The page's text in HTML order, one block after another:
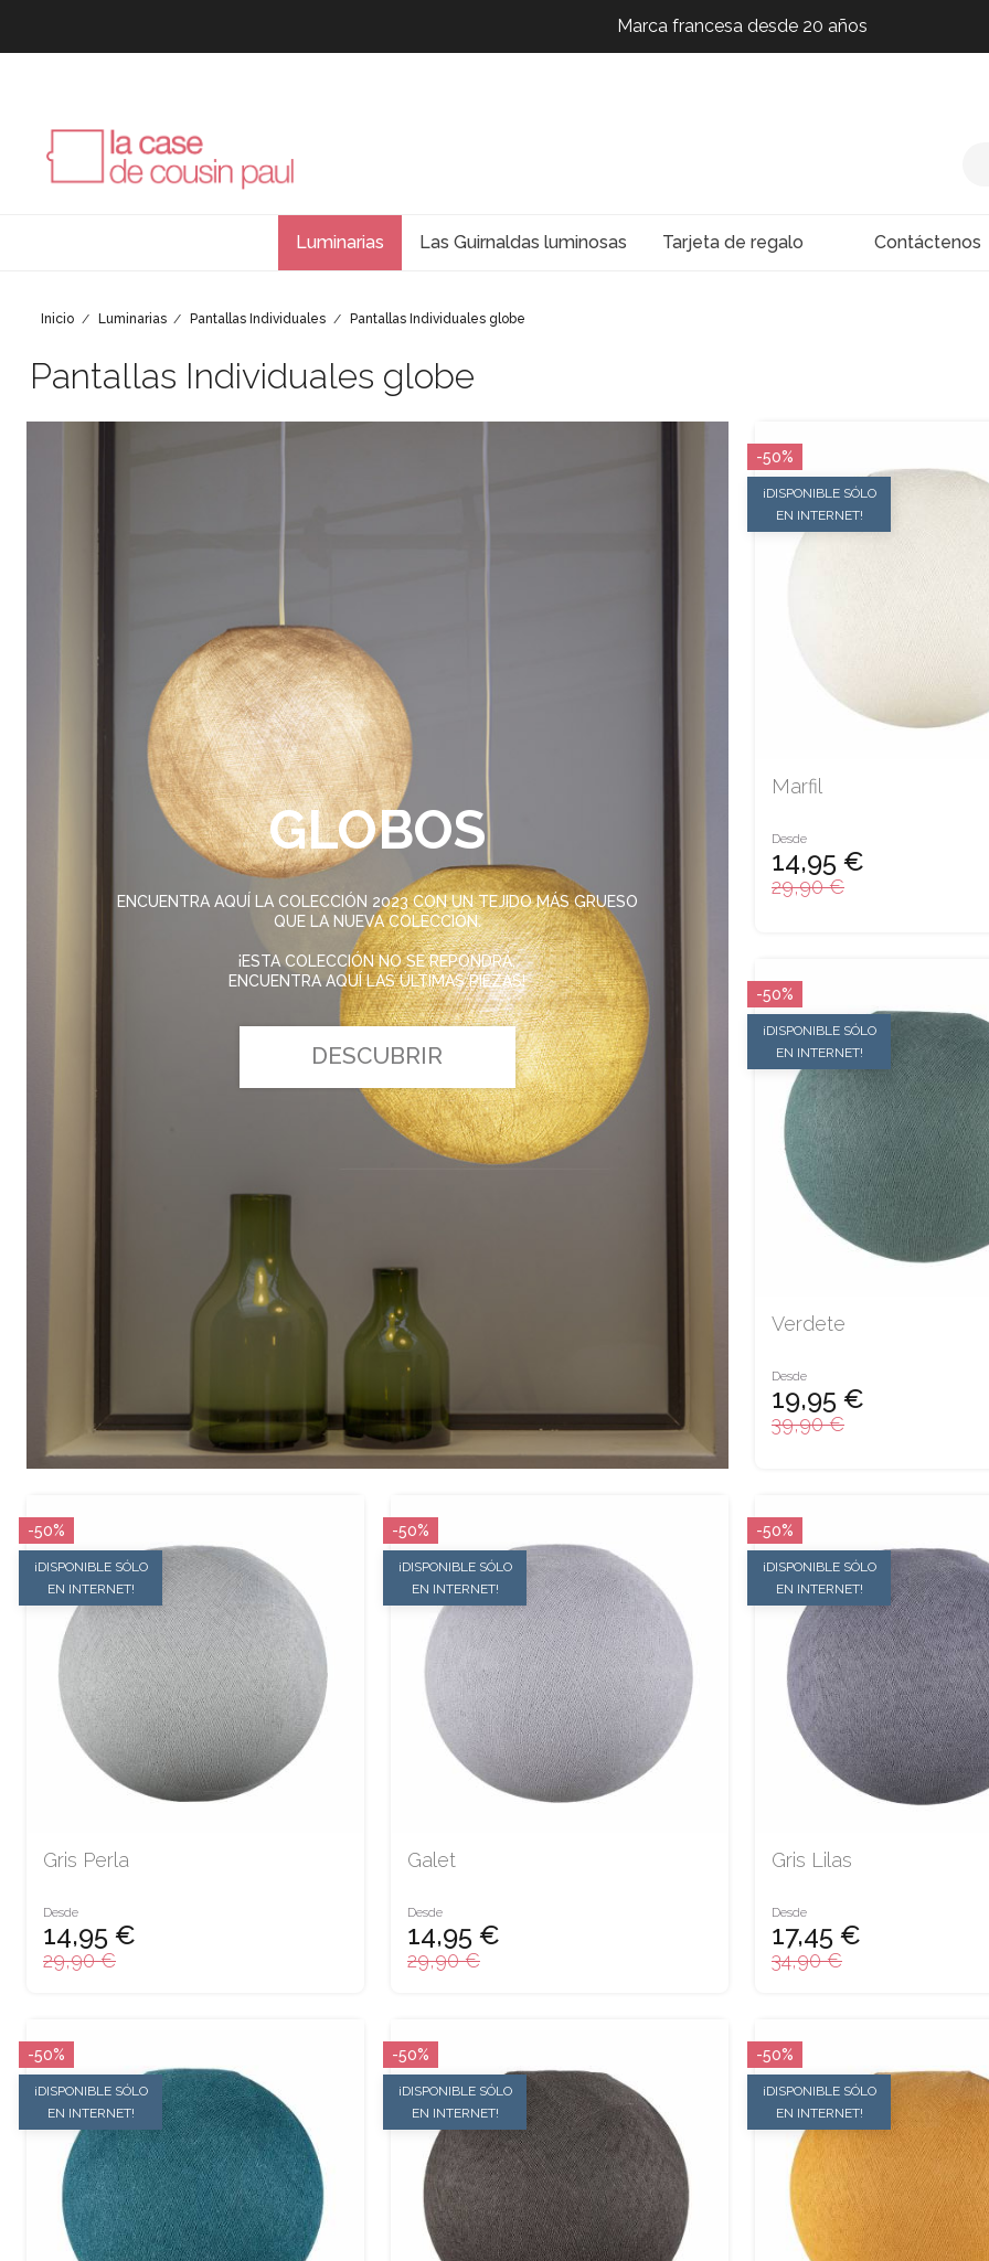
Marca francesa desde 20 años
Marca francesa desde 20 años
Luminarias Las Guirnaldas luminosas Tarjeta de regalo Contáctenos
Inicio Luminarias Pantallas Individuales Pantallas Individuales globe
Pantallas Individuales globe
GLOBOS
ENCUENTRA AQUÍ LA COLECCIÓN 2023 CON UN TEJIDO MÁS GRUESO
QUE LA NUEVA COLECCIÓN.
¡ESTA COLECCIÓN NO SE REPONDRÁ,
ENCUENTRA AQUÍ LAS ÚLTIMAS PIEZAS!
DESCUBRIR
¡DISPONIBLE SÓLO
EN INTERNET!
-50%
Marfil
Desde
14,95 €
29,90 €
¡DISPONIBLE SÓLO
EN INTERNET!
-50%
Verdete
Desde
19,95 €
39,90 €
¡DISPONIBLE SÓLO
EN INTERNET!
-50%
Gris Perla
Desde
14,95 €
29,90 €
¡DISPONIBLE SÓLO
EN INTERNET!
-50%
Galet
Desde
14,95 €
29,90 €
¡DISPONIBLE SÓLO
EN INTERNET!
-50%
Gris Lilas
Desde
17,45 €
34,90 €
¡DISPONIBLE SÓLO
EN INTERNET!
-50%
¡DISPONIBLE SÓLO
EN INTERNET!
-50%
¡DISPONIBLE SÓLO
EN INTERNET!
-50%